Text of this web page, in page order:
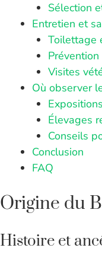
Sélection
Entretien et
Toilettage
Visites
Où observer
Élevages
Conseils
Conclusion
FAQ
Origine du
Histoire et